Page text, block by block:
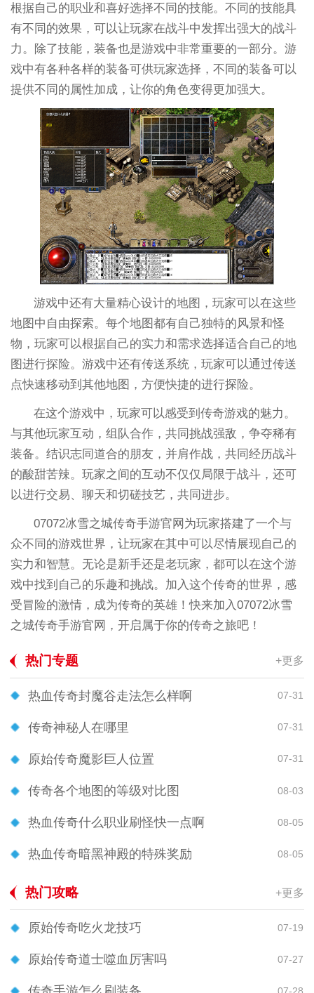
根据自己的职业和喜好选择不同的技能。不同的技能具
有不同的效果，可以让玩家在战斗中发挥出强大的战斗
力。除了技能，装备也是游戏中非常重要的一部分。游
戏中有各种各样的装备可供玩家选择，不同的装备可以
提供不同的属性加成，让你的角色变得更加强大。
游戏中还有大量精心设计的地图，玩家可以在这些
地图中自由探索。每个地图都有自己独特的风景和怪
物，玩家可以根据自己的实力和需求选择适合自己的地
图进行探险。游戏中还有传送系统，玩家可以通过传送
点快速移动到其他地图，方便快捷的进行探险。
在这个游戏中，玩家可以感受到传奇游戏的魅力。
与其他玩家互动，组队合作，共同挑战强敌，争夺稀有
装备。结识志同道合的朋友，并肩作战，共同经历战斗
的酸甜苦辣。玩家之间的互动不仅仅局限于战斗，还可
以进行交易、聊天和切磋技艺，共同进步。
07072冰雪之城传奇手游官网为玩家搭建了一个与
众不同的游戏世界，让玩家在其中可以尽情展现自己的
实力和智慧。无论是新手还是老玩家，都可以在这个游
戏中找到自己的乐趣和挑战。加入这个传奇的世界，感
受冒险的激情，成为传奇的英雄！快来加入07072冰雪
之城传奇手游官网，开启属于你的传奇之旅吧！
热门专题 +更多
热血传奇封魔谷走法怎么样啊 07-31
传奇神秘人在哪里 07-31
原始传奇魔影巨人位置 07-31
传奇各个地图的等级对比图 08-03
热血传奇什么职业刷怪快一点啊 08-05
热血传奇暗黑神殿的特殊奖励 08-05
热门攻略 +更多
原始传奇吃火龙技巧 07-19
原始传奇道士噬血厉害吗 07-27